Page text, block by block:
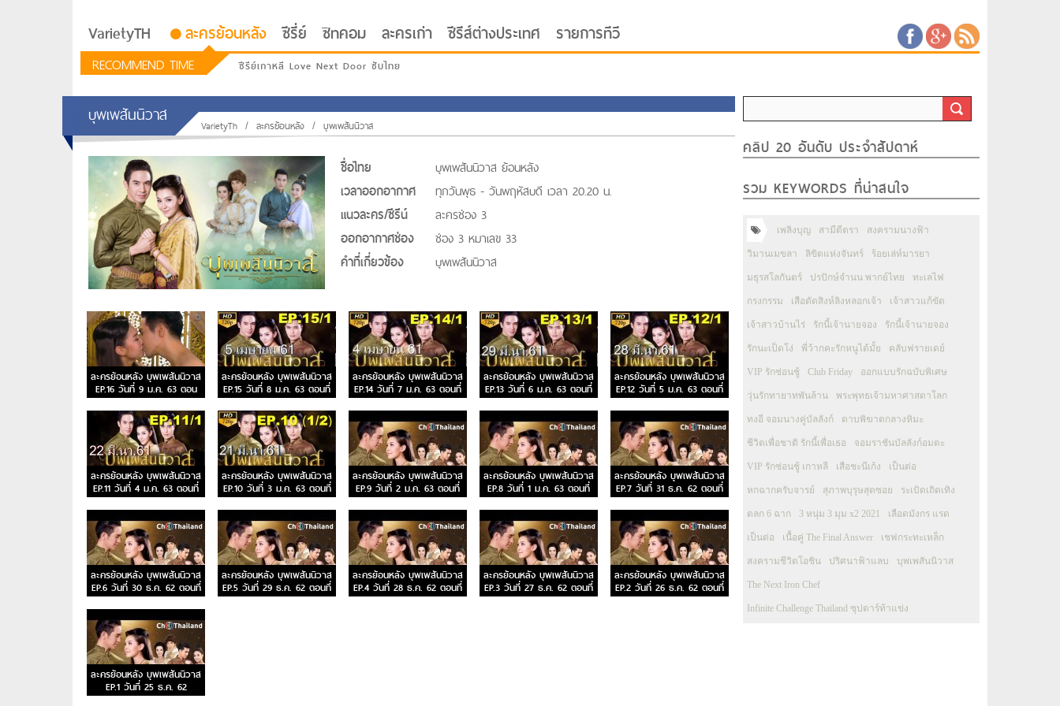
VarietyTH ละครย้อนหลัง ซีรี่ย์ ซิทคอม ละครเก่า ซีรีส์ต่างประเทศ รายการทีวี
RECOMMEND TIME ซีรีย์เกาหลี Love Next Door ซับไทย
รักอยู่ประตูถัดไป
บุพเพสันนิวาส VarietyTh / ละครย้อนหลัง / บุพเพสันนิวาส
ชื่อไทย
บุพเพสันนิวาส ย้อนหลัง
เวลาออกอากาศ
ทุกวันพุธ - วันพฤหัสบดี เวลา 20.20 น.
แนวละคร/ซีรีน์
ละครช่อง 3
ออกอากาศช่อง
ช่อง 3 หมาเลข 33
คำที่เกี่ยวข้อง
บุพเพสันนิวาส
ละครย้อนหลัง บุพเพสันนิวาส
EP.16 วันที่ 9 ม.ค. 63 ตอน
จบ
ละครย้อนหลัง บุพเพสันนิวาส
EP.15 วันที่ 8 ม.ค. 63 ตอนที่
15
ละครย้อนหลัง บุพเพสันนิวาส
EP.14 วันที่ 7 ม.ค. 63 ตอนที่
14
ละครย้อนหลัง บุพเพสันนิวาส
EP.13 วันที่ 6 ม.ค. 63 ตอนที่
13
ละครย้อนหลัง บุพเพสันนิวาส
EP.12 วันที่ 5 ม.ค. 63 ตอนที่
12
ละครย้อนหลัง บุพเพสันนิวาส
EP.11 วันที่ 4 ม.ค. 63 ตอนที่
11
ละครย้อนหลัง บุพเพสันนิวาส
EP.10 วันที่ 3 ม.ค. 63 ตอนที่
10
ละครย้อนหลัง บุพเพสันนิวาส
EP.9 วันที่ 2 ม.ค. 63 ตอนที่
9
ละครย้อนหลัง บุพเพสันนิวาส
EP.8 วันที่ 1 ม.ค. 63 ตอนที่
8
ละครย้อนหลัง บุพเพสันนิวาส
EP.7 วันที่ 31 ธ.ค. 62 ตอนที่
7
ละครย้อนหลัง บุพเพสันนิวาส
EP.6 วันที่ 30 ธ.ค. 62 ตอนที่
6
ละครย้อนหลัง บุพเพสันนิวาส
EP.5 วันที่ 29 ธ.ค. 62 ตอนที่
5
ละครย้อนหลัง บุพเพสันนิวาส
EP.4 วันที่ 28 ธ.ค. 62 ตอนที่
4
ละครย้อนหลัง บุพเพสันนิวาส
EP.3 วันที่ 27 ธ.ค. 62 ตอนที่
3
ละครย้อนหลัง บุพเพสันนิวาส
EP.2 วันที่ 26 ธ.ค. 62 ตอนที่
2
ละครย้อนหลัง บุพเพสันนิวาส
EP.1 วันที่ 25 ธ.ค. 62
คลิป 20 อันดับ ประจำสัปดาห์
รวม KEYWORDS ที่น่าสนใจ
เพลิงบุญ สามีตีตรา สงครามนางฟ้า
วิมานเมขลา ลิขิตแห่งจันทร์ ร้อยเล่ห์มารยา
มธุรสโลกันตร์ ปรปักษ์จำนน พากย์ไทย ทะเลไฟ
กรงกรรม เสือตัดสิงห์ลิงหลอกเจ้า เจ้าสาวแก้ขัด
เจ้าสาวบ้านไร่ รักนี้เจ้านายจอง รักนี้เจ้านายจอง
รักนะเป็ดโง่ พี่ว้ากคะรักหนูได้มั้ย คลับฟรายเดย์
VIP รักซ่อนชู้ Club Friday ออกแบบรักฉบับพิเศษ
วุ่นรักทายาทพันล้าน พระพุทธเจ้ามหาศาสดาโลก
ทงอี จอมนางคู่บัลลังก์ ดาบพิฆาตกลางหิมะ
ชีวิตเพื่อชาติ รักนี้เพื่อเธอ จอมราชันบัลลังก์อมตะ
VIP รักซ่อนชู้ เกาหลี เสือชะนีเก้ง เป็นต่อ
หกฉากครับจารย์ สุภาพบุรุษสุดซอย ระเบิดเถิดเทิง
ตลก 6 ฉาก 3 หนุ่ม 3 มุม x2 2021 เลือดมังกร แรด
เป็นต่อ เนื้อคู่ The Final Answer เชฟกระทะเหล็ก
สงครามชีวิตโอชิน ปริศนาฟ้าแลบ บุพเพสันนิวาส
The Next Iron Chef
Infinite Challenge Thailand ซุปตาร์ท้าแข่ง